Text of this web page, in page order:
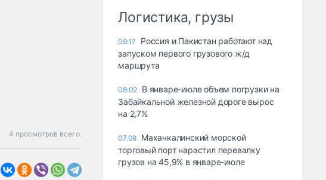
4 просмотров всего.
Логистика, грузы
09:17
Россия и Пакистан работают над
запуском первого грузового ж/д
маршрута
08:02 В январе-июле объем погрузки на
Забайкальной железной дороге вырос
на 2,7%
07.08 Махачкалинский морской
торговый порт нарастил перевалку
грузов на 45,9% в январе-июле